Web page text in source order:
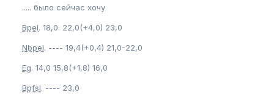
..... было сейчас хочу
Bpel. 18,0. 22,0(+4,0) 23,0
Nbpel. ---- 19,4(+0,4) 21,0-22,0
Eg. 14,0 15,8(+1,8) 16,0
Bpfsl. ---- 23,0